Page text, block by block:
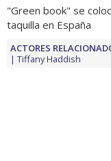
"Green book" se
taquilla en España
ACTORES
Tiffany Haddish